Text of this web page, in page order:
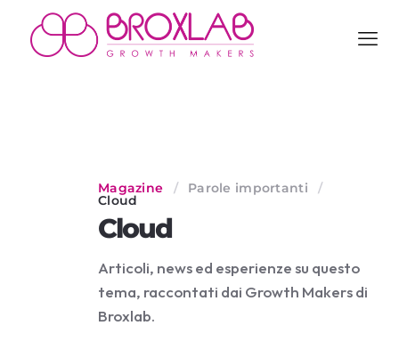
Magazine / Parole importanti /
Cloud
Cloud
Articoli, news ed esperienze su questo
tema, raccontati dai Growth Makers di
Broxlab.